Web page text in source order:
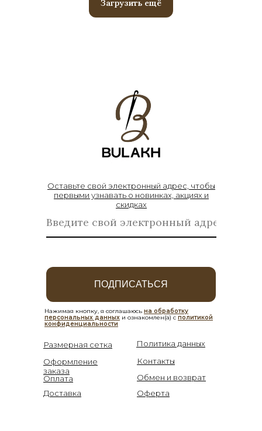
Загрузить ещё
Размерная сетка
Оформление
заказа
Оплата
Доставка
Обмен и возврат
Контакты
Оставьте свой электронный адрес, чтобы
первыми узнавать о новинках, акциях и
скидках
Политика данных
Оферта
ПОДПИСАТЬСЯ
Нажимая кнопку, я соглашаюсь на обработку
персональных данных и ознакомлен(а) с политикой
конфиденциальности